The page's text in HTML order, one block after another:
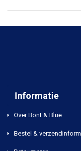
Informatie
Over Bont & Blue
Bestel &